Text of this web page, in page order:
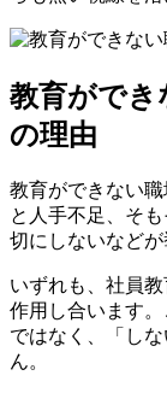
教育ができ
の理由
教育ができない
と人手不足、そ
切にしないなどが
いずれも、社員
作用し合います
ではなく、「し
ん。